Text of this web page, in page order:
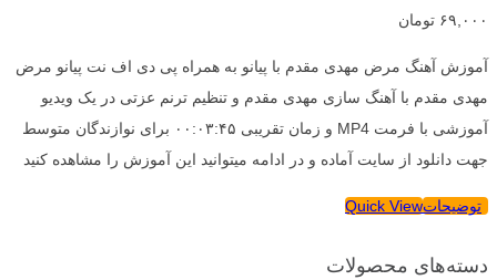
۶۹,۰۰۰ تومان
آموزش آهنگ مرض مهدی مقدم با پیانو به همراه پی دی اف نت پیانو مرض
مهدی مقدم با آهنگ سازی مهدی مقدم و تنظیم ترنم عزتی در یک ویدیو
آموزشی با فرمت MP4 و زمان تقریبی ۰۰:۰۳:۴۵ برای نوازندگان متوسط
جهت دانلود از سایت آماده و در ادامه میتوانید این آموزش را مشاهده کنید
توضیحاتQuick View
دسته‌های محصولات